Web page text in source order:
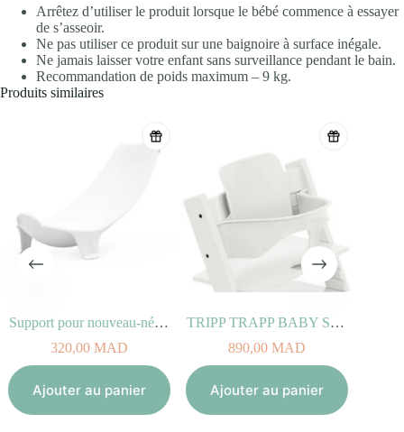
Arrêtez d’utiliser le produit lorsque le bébé commence à essayer
de s’asseoir.
Ne pas utiliser ce produit sur une baignoire à surface inégale.
Ne jamais laisser votre enfant sans surveillance pendant le bain.
Recommandation de poids maximum – 9 kg.
Produits similaires
Support pour nouveau-né STOKKE FLEXI BATH
320,00MAD
Ajouter au panier
TRIPP TRAPP BABY SET blanc
890,00MAD
Ajouter au panier